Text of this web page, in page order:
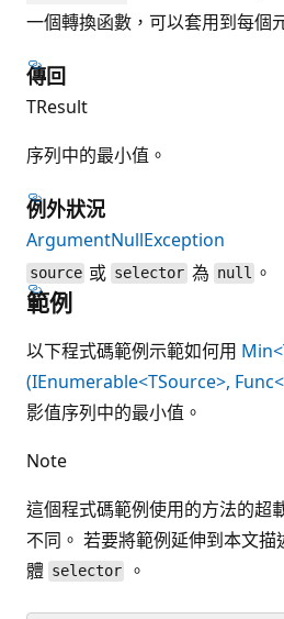
一個轉換函數，可以套用到每個
傳回
TResult
序列中的最小值。
例外狀況
ArgumentNullException
source 或 selector 為 null 。
範例
以下程式碼範例示範如何用
(IEnumerable<TSource>,
影值序列中的最小值。
Note
這個程式碼範例使用的方法的超
不同。 若要將範例延伸到本文
體 selector 。